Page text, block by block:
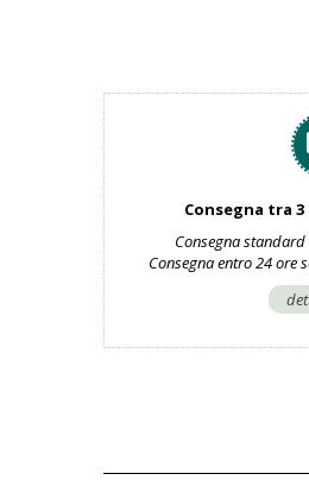
Consegna tra
Consegna
Consegna entro 24 ore